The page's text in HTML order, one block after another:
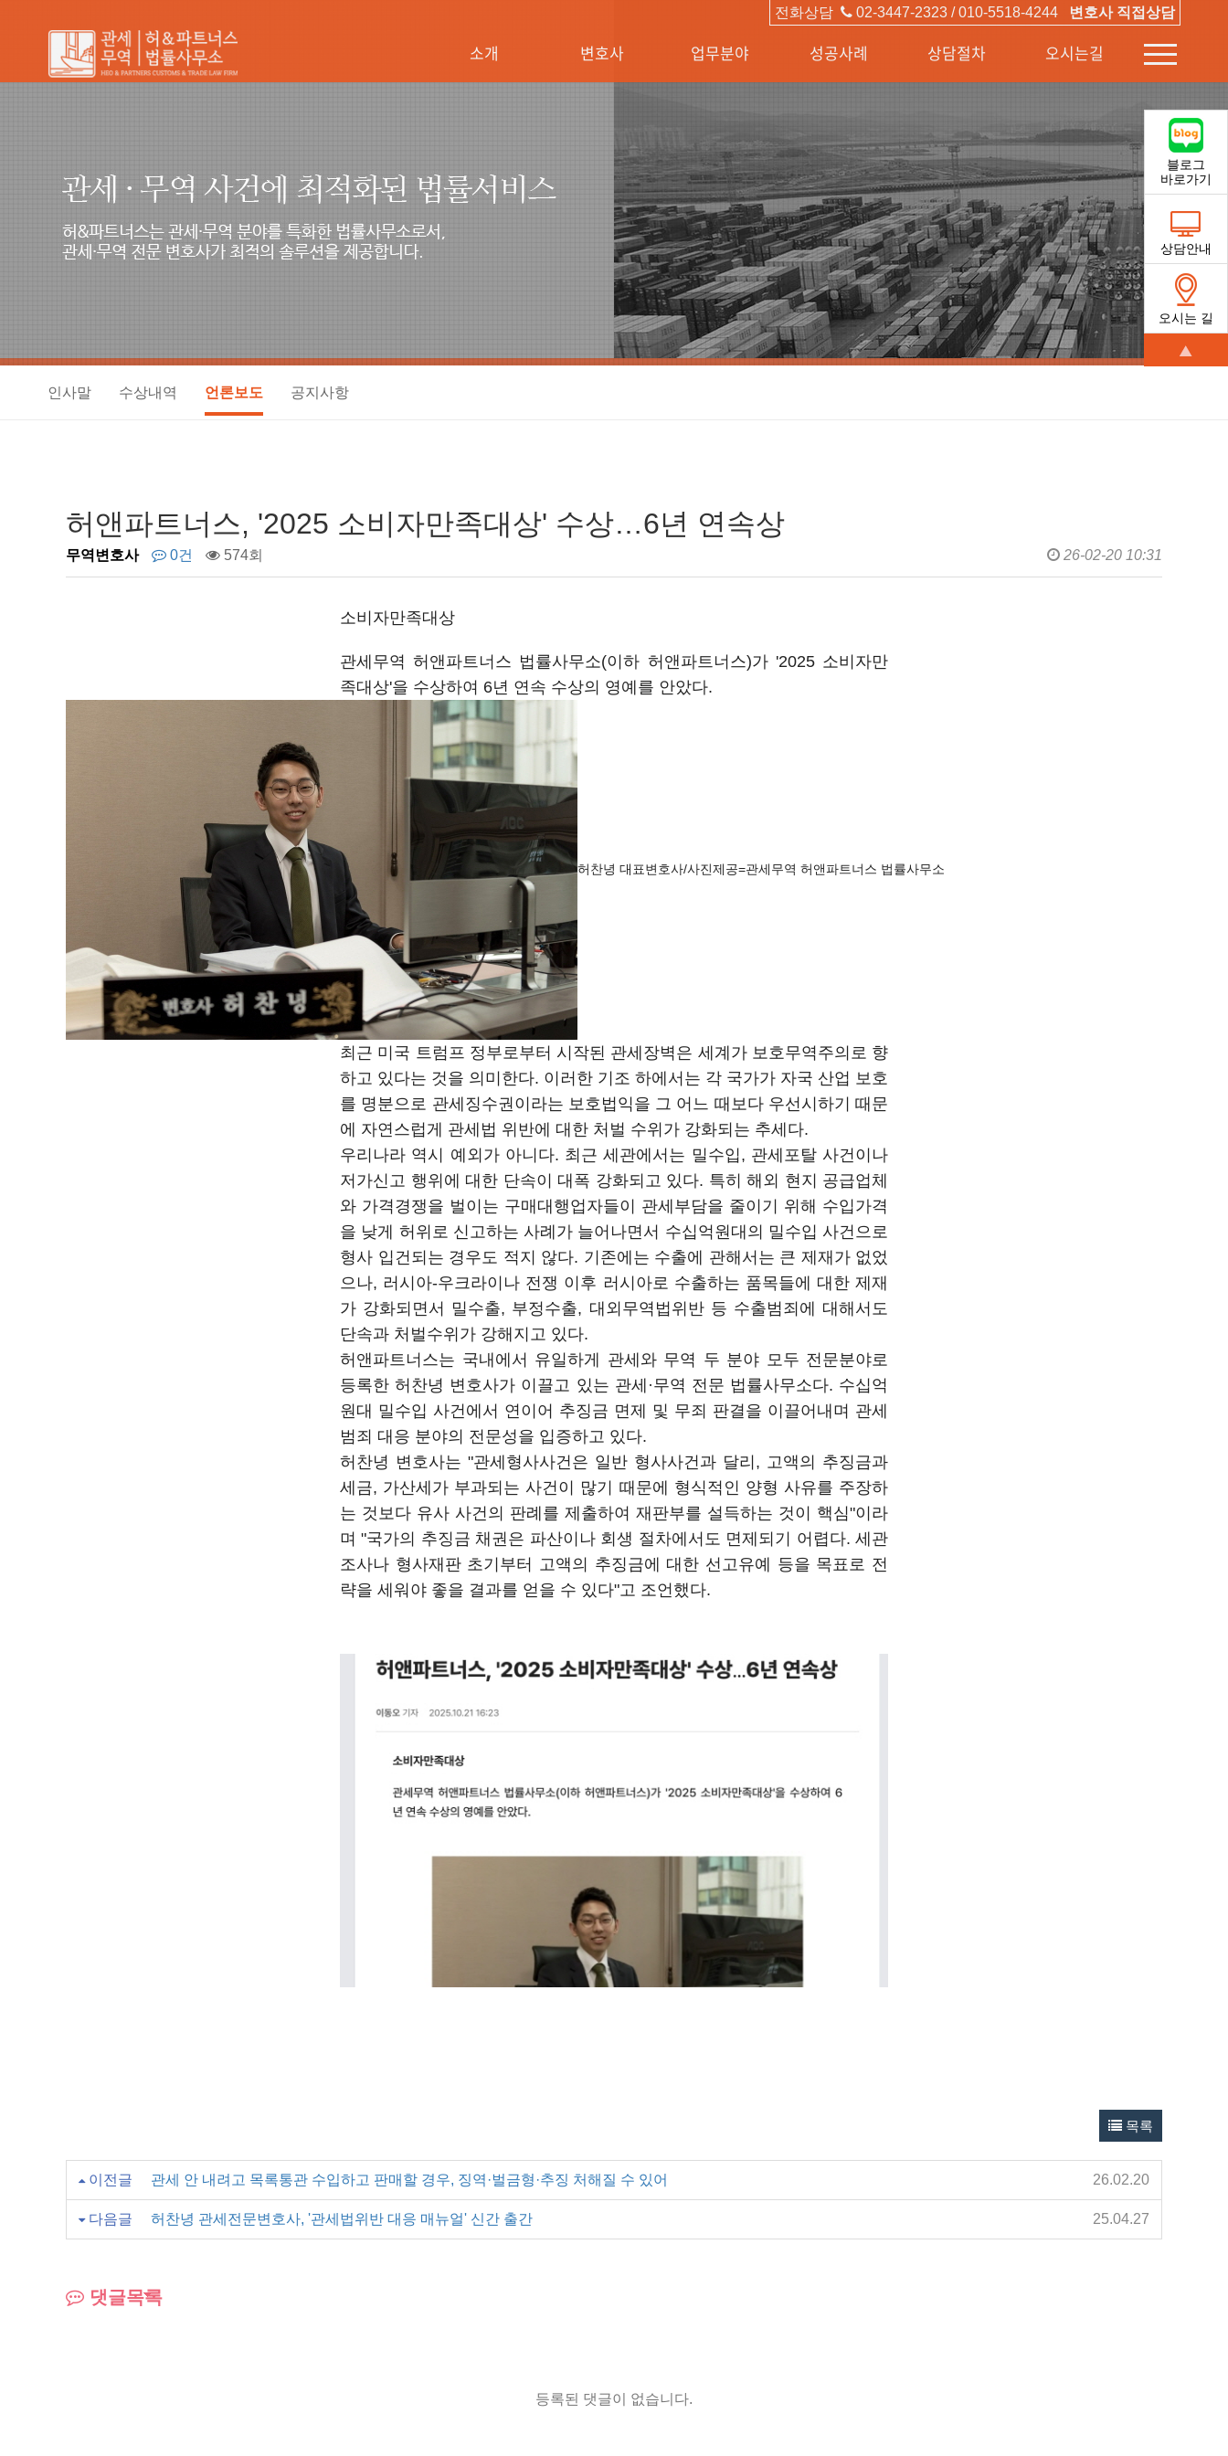
전화상담 02-3447-2323 / 010-5518-4244 변호사 직접상담
소개 변호사 업무분야 성공사례 상담절차 오시는길
인사말 수상내역 언론보도 공지사항
허앤파트너스, '2025 소비자만족대상' 수상…6년 연속상
무역변호사 0건 574회 26-02-20 10:31
소비자만족대상
관세무역 허앤파트너스 법률사무소(이하 허앤파트너스)가 '2025 소비자만
족대상'을 수상하여 6년 연속 수상의 영예를 안았다.
허찬녕 대표변호사/사진제공=관세무역 허앤파트너스 법률사무소
최근 미국 트럼프 정부로부터 시작된 관세장벽은 세계가 보호무역주의로 향
하고 있다는 것을 의미한다. 이러한 기조 하에서는 각 국가가 자국 산업 보호
를 명분으로 관세징수권이라는 보호법익을 그 어느 때보다 우선시하기 때문
에 자연스럽게 관세법 위반에 대한 처벌 수위가 강화되는 추세다.
우리나라 역시 예외가 아니다. 최근 세관에서는 밀수입, 관세포탈 사건이나
저가신고 행위에 대한 단속이 대폭 강화되고 있다. 특히 해외 현지 공급업체
와 가격경쟁을 벌이는 구매대행업자들이 관세부담을 줄이기 위해 수입가격
을 낮게 허위로 신고하는 사례가 늘어나면서 수십억원대의 밀수입 사건으로
형사 입건되는 경우도 적지 않다. 기존에는 수출에 관해서는 큰 제재가 없었
으나, 러시아-우크라이나 전쟁 이후 러시아로 수출하는 품목들에 대한 제재
가 강화되면서 밀수출, 부정수출, 대외무역법위반 등 수출범죄에 대해서도
단속과 처벌수위가 강해지고 있다.
허앤파트너스는 국내에서 유일하게 관세와 무역 두 분야 모두 전문분야로
등록한 허찬녕 변호사가 이끌고 있는 관세·무역 전문 법률사무소다. 수십억
원대 밀수입 사건에서 연이어 추징금 면제 및 무죄 판결을 이끌어내며 관세
범죄 대응 분야의 전문성을 입증하고 있다.
허찬녕 변호사는 "관세형사사건은 일반 형사사건과 달리, 고액의 추징금과
세금, 가산세가 부과되는 사건이 많기 때문에 형식적인 양형 사유를 주장하
는 것보다 유사 사건의 판례를 제출하여 재판부를 설득하는 것이 핵심"이라
며 "국가의 추징금 채권은 파산이나 회생 절차에서도 면제되기 어렵다. 세관
조사나 형사재판 초기부터 고액의 추징금에 대한 선고유예 등을 목표로 전
략을 세워야 좋을 결과를 얻을 수 있다"고 조언했다.
목록
이전글 관세 안 내려고 목록통관 수입하고 판매할 경우, 징역·벌금형·추징 처해질 수 있어 26.02.20
다음글 허찬녕 관세전문변호사, '관세법위반 대응 매뉴얼' 신간 출간 25.04.27
댓글목록
등록된 댓글이 없습니다.
스크롤
퀵메뉴
블로그
바로가기
상담안내
오시는 길